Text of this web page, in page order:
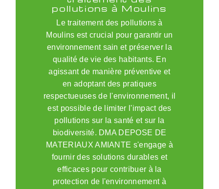
pollutions à Moulins
Le traitement des pollutions à
Moulins est crucial pour garantir un
environnement sain et préserver la
qualité de vie des habitants. En
agissant de manière préventive et
en adoptant des pratiques
respectueuses de l'environnement, il
est possible de limiter l'impact des
pollutions sur la santé et sur la
biodiversité. DMA DEPOSE DE
MATERIAUX AMIANTE s'engage à
fournir des solutions durables et
efficaces pour contribuer à la
protection de l'environnement à